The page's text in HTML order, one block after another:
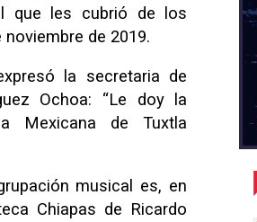
que les cubrió de los
de 2019.
la secretaria de
Ochoa: “Le doy la
Mexicana de Tuxtla
musical es, en
Chiapas de Ricardo